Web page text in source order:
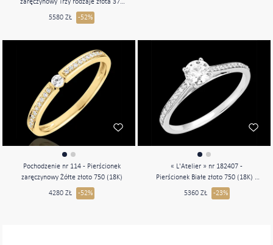
zaręczynowy Trzy rodzaje złota 375
(9K)
5580 ZŁ -52%
Pochodzenie nr 114 - Pierścionek
zaręczynowy Żółte złoto 750 (18K)
4280 ZŁ -52%
« L'Atelier » nr 182407 -
Pierścionek Białe złoto 750 (18K) -
Diament laboratoryjny Okrągły 0.5
karat - Oprawa Diament
5360 ZŁ -23%